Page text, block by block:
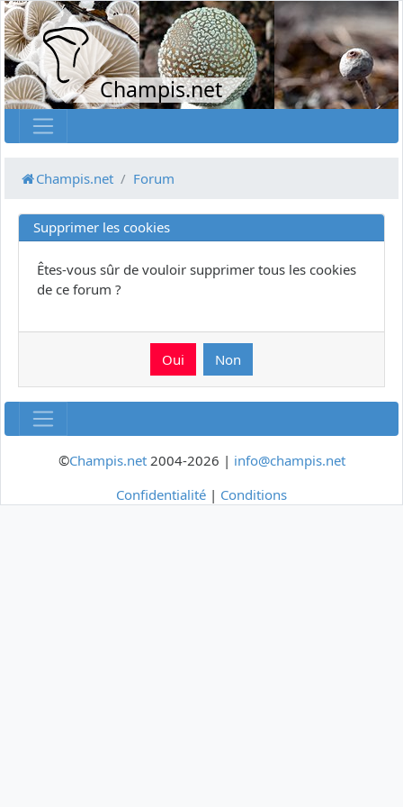
Champis.net
Champis.net Forum
Supprimer les cookies
Êtes-vous sûr de vouloir supprimer tous les cookies
de ce forum ?
©Champis.net2004-2026 | info@champis.net
Confidentialité | Conditions